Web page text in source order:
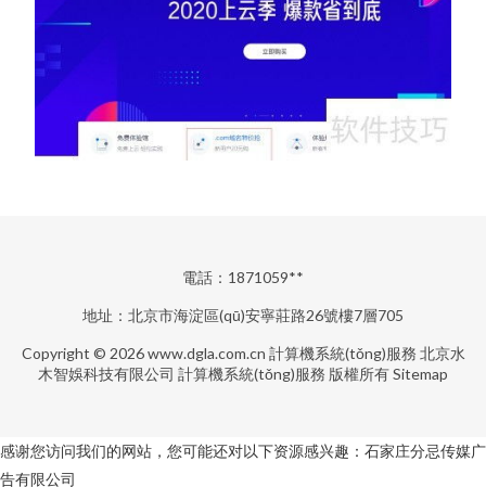
電話：1871059**
地址：北京市海淀區(qū)安寧莊路26號樓7層705
Copyright © 2026www.dgla.com.cn 計算機系統(tǒng)服務 北京水
木智娛科技有限公司 計算機系統(tǒng)服務 版權所有Sitemap
感谢您访问我们的网站，您可能还对以下资源感兴趣：石家庄分忌传媒广
告有限公司